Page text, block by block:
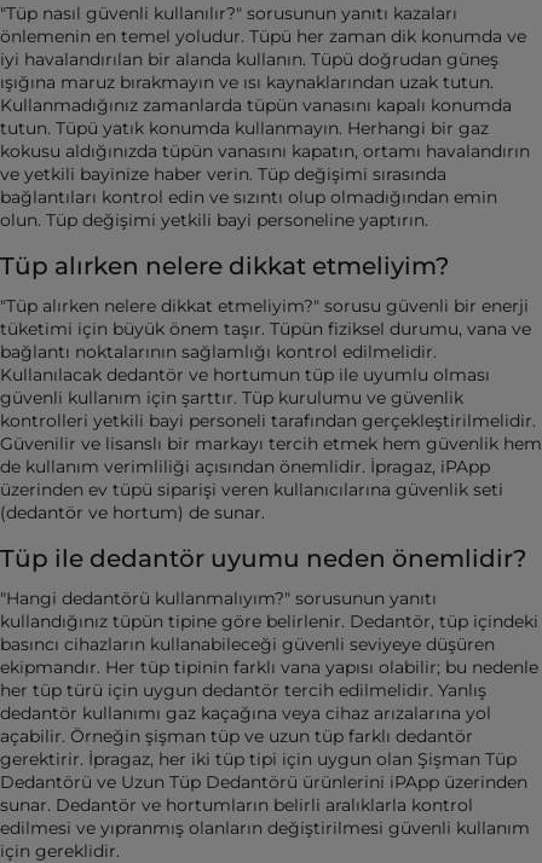
"Tüp nasıl güvenli kullanılır?" sorusunun yanıtı kazaları
önlemenin en temel yoludur. Tüpü her zaman dik konumda ve
iyi havalandırılan bir alanda kullanın. Tüpü doğrudan güneş
ışığına maruz bırakmayın ve ısı kaynaklarından uzak tutun.
Kullanmadığınız zamanlarda tüpün vanasını kapalı konumda
tutun. Tüpü yatık konumda kullanmayın. Herhangi bir gaz
kokusu aldığınızda tüpün vanasını kapatın, ortamı havalandırın
ve yetkili bayinize haber verin. Tüp değişimi sırasında
bağlantıları kontrol edin ve sızıntı olup olmadığından emin
olun. Tüp değişimi yetkili bayi personeline yaptırın.
Tüp alırken nelere dikkat etmeliyim?
"Tüp alırken nelere dikkat etmeliyim?" sorusu güvenli bir enerji
tüketimi için büyük önem taşır. Tüpün fiziksel durumu, vana ve
bağlantı noktalarının sağlamlığı kontrol edilmelidir.
Kullanılacak dedantör ve hortumun tüp ile uyumlu olması
güvenli kullanım için şarttır. Tüp kurulumu ve güvenlik
kontrolleri yetkili bayi personeli tarafından gerçekleştirilmelidir.
Güvenilir ve lisanslı bir markayı tercih etmek hem güvenlik hem
de kullanım verimliliği açısından önemlidir. İpragaz, iPApp
üzerinden ev tüpü siparişi veren kullanıcılarına güvenlik seti
(dedantör ve hortum) de sunar.
Tüp ile dedantör uyumu neden önemlidir?
"Hangi dedantörü kullanmalıyım?" sorusunun yanıtı
kullandığınız tüpün tipine göre belirlenir. Dedantör, tüp içindeki
basıncı cihazların kullanabileceği güvenli seviyeye düşüren
ekipmandır. Her tüp tipinin farklı vana yapısı olabilir; bu nedenle
her tüp türü için uygun dedantör tercih edilmelidir. Yanlış
dedantör kullanımı gaz kaçağına veya cihaz arızalarına yol
açabilir. Örneğin şişman tüp ve uzun tüp farklı dedantör
gerektirir. İpragaz, her iki tüp tipi için uygun olan Şişman Tüp
Dedantörü ve Uzun Tüp Dedantörü ürünlerini iPApp üzerinden
sunar. Dedantör ve hortumların belirli aralıklarla kontrol
edilmesi ve yıpranmış olanların değiştirilmesi güvenli kullanım
için gereklidir.